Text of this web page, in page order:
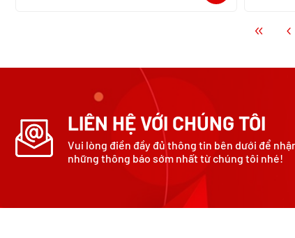
LIÊN HỆ VỚI CHÚNG TÔI
Vui lòng điền đầy đủ thông tin bên dưới để
những thông báo sớm nhất từ chúng tôi nhé!